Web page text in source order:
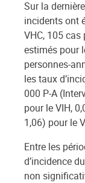
Sur la
incidents ont
VHC, 105
estimés pour
personnes-
les taux
000 P-A
pour le VIH,
1,06) pour le
Entre les
d’incidence
non